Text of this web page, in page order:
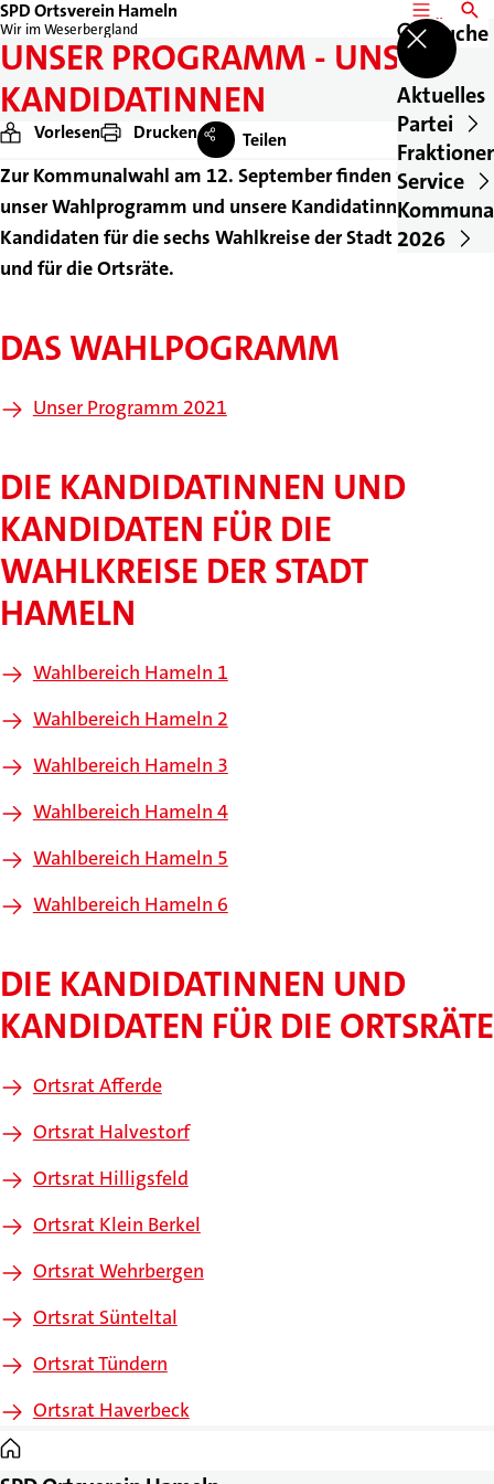
SPD Ortsverein Hameln
Wir im Weserbergland MENÜSuche
Aktuelles
Partei
Service
2026
UNSER PROGRAMM - UNSERE
KANDIDATINNEN
Vorlesen Drucken Teilen
Zur Kommunalwahl am 12. September finden Sie hier
unser Wahlprogramm und unsere Kandidatinnen und
Kandidaten für die sechs Wahlkreise der Stadt Hameln
und für die Ortsräte.
DAS WAHLPOGRAMM
Unser Programm 2021
DIE KANDIDATINNEN UND
KANDIDATEN FÜR DIE
WAHLKREISE DER STADT
HAMELN
Wahlbereich Hameln 1
Wahlbereich Hameln 2
Wahlbereich Hameln 3
Wahlbereich Hameln 4
Wahlbereich Hameln 5
Wahlbereich Hameln 6
DIE KANDIDATINNEN UND
KANDIDATEN FÜR DIE ORTSRÄTE
Ortsrat Afferde
Ortsrat Halvestorf
Ortsrat Hilligsfeld
Ortsrat Klein Berkel
Ortsrat Wehrbergen
Ortsrat Sünteltal
Ortsrat Tündern
Ortsrat Haverbeck